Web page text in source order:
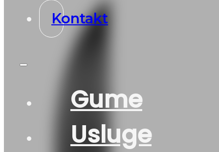
Kontakt
Gume
Usluge